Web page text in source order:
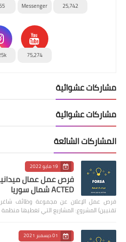
25,742
Messenger
75,274
مشاركات عشوائية
مشاركات عشوائية
المشاركات الشائعة
19 مايو 2022
فرص عمل عمال
ACTED شمال سوريا
فرص عمل الإعلان عن مجموعة وظائف
تقنيين) المشروع: المشاريع التي تغطيها
01 ديسمبر 2021